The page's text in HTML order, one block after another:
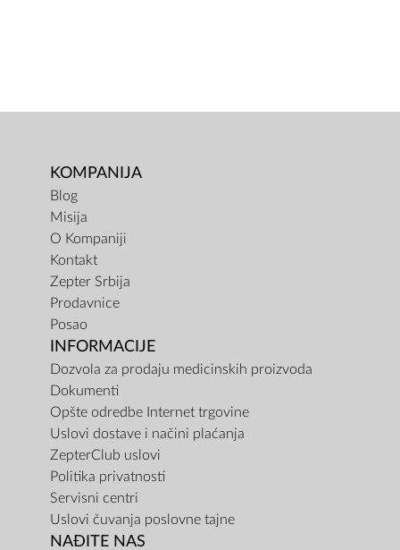
KOMPANIJA
Blog
Misija
O Kompaniji
Kontakt
Zepter Srbija
Prodavnice
Posao
INFORMACIJE
Dozvola za prodaju medicinskih proizvoda
Dokumenti
Opšte odredbe Internet trgovine
Uslovi dostave i načini plaćanja
ZepterClub uslovi
Politika privatnosti
Servisni centri
Uslovi čuvanja poslovne tajne
NAĐITE NAS